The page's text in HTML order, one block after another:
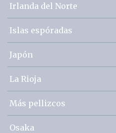
Irlanda del Norte
Islas espóradas
Japón
La Rioja
Más pellizcos
Osaka